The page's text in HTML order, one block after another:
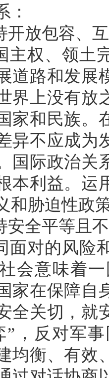
：
开放包容、
主权、领土
道路和发展
界上没有放
家和民族。
异不应成为
国际政治关
本利益。运
和胁迫性政
安全平等且
面对的风险
会意味着
家在保障自
全关切，就
”，反对军
均衡、有效